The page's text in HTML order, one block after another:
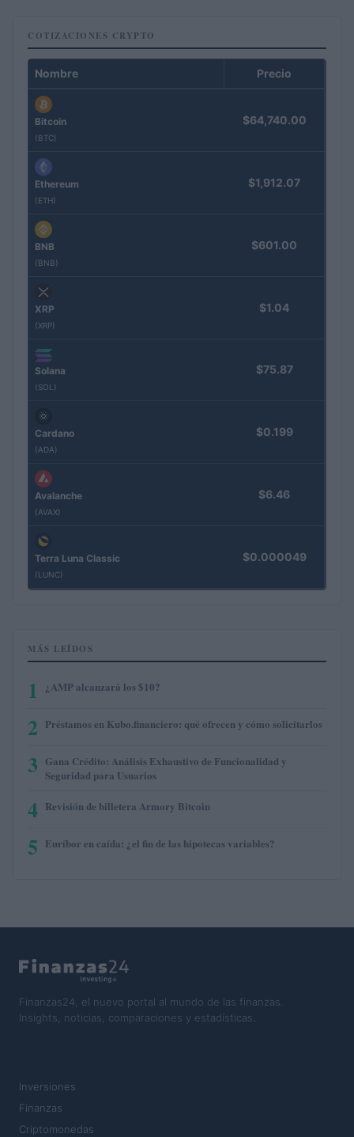
COTIZACIONES CRYPTO
Nombre Precio
Bitcoin
(BTC)
$64,740.00
Ethereum
(ETH)
$1,912.07
BNB
(BNB)
$601.00
XRP
(XRP)
$1.04
Solana
(SOL)
$75.87
Cardano
(ADA)
$0.199
Avalanche
(AVAX)
$6.46
Terra Luna Classic
(LUNC)
$0.000049
MÁS LEÍDOS
1 ¿AMP alcanzará los $10?
2 Préstamos en Kubo.financiero: qué ofrecen y cómo solicitarlos
3 Gana Crédito: Análisis Exhaustivo de Funcionalidad y
Seguridad para Usuarios
4 Revisión de billetera Armory Bitcoin
5 Euríbor en caída: ¿el fin de las hipotecas variables?
Finanzas24, el nuevo portal al mundo de las finanzas.
Insights, noticias, comparaciones y estadísticas.
Inversiones
Finanzas
Criptomonedas